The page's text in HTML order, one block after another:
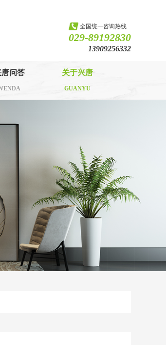
全国统一咨询热线
029-89192830
13909256332
唐问答 关于兴唐
GUANYU